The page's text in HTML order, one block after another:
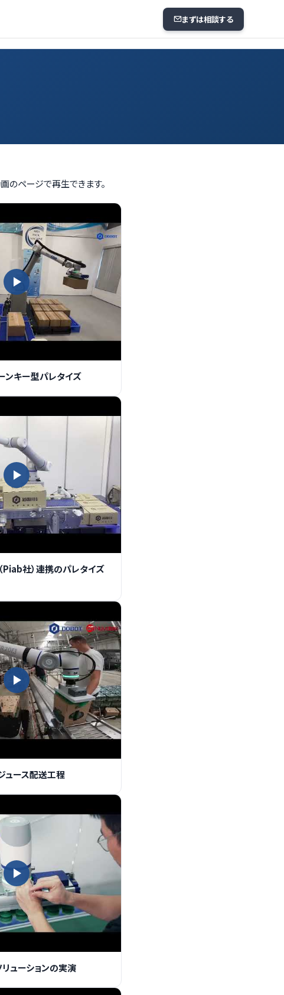
まずは相談する
のページで再生できます。
キー型パレタイズ
Piab社）連携のパレタイズ
ュース配送工程
ューションの実演